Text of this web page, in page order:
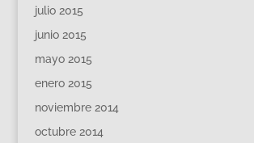
julio 2015
junio 2015
mayo 2015
enero 2015
noviembre 2014
octubre 2014